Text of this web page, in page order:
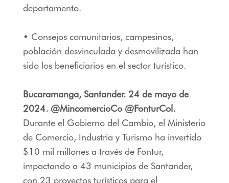
departamento.
• Consejos comunitarios, campesinos,
población desvinculada y desmovilizada han
sido los beneficiarios en el sector turístico.
Bucaramanga, Santander. 24 de mayo de
2024. @MincomercioCo @FonturCol.
Durante el Gobierno del Cambio, el Ministerio
de Comercio, Industria y Turismo ha invertido
$10 mil millones a través de Fontur,
impactando a 43 municipios de Santander,
con 23 proyectos turísticos para el